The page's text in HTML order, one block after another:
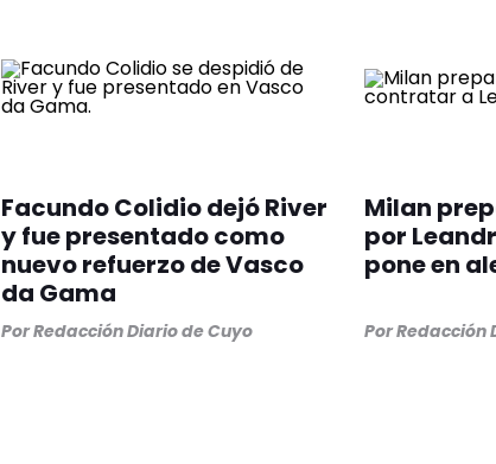
Facundo Colidio dejó River
y fue presentado como
nuevo refuerzo de Vasco
da Gama
PorRedacción Diario de Cuyo
Milan
por
pone en
PorRedacción